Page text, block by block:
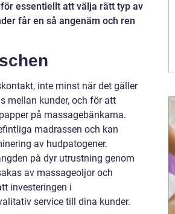
essentiellt att välja rätt typ av
får en så angenäm och ren
inte minst när det gäller
mellan kunder, och för att
på massagebänkarna.
madrassen och kan
av hudpatogener.
på dyr utrustning genom
av massageoljor och
investeringen i
service till dina kunder.